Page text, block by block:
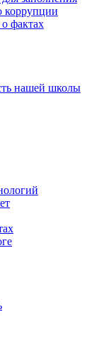
коррупции
фактах
нашей школы